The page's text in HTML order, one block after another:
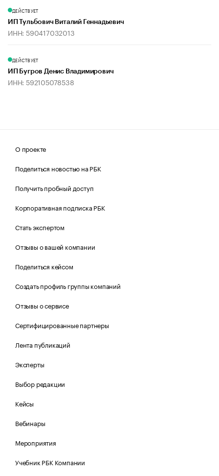
ДЕЙСТВУЕТ
ИП Тульбович Виталий Геннадьевич
ИНН: 590417032013
ДЕЙСТВУЕТ
ИП Бугров Денис Владимирович
ИНН: 592105078538
О проекте
Поделиться новостью на РБК
Получить пробный доступ
Корпоративная подписка РБК
Стать экспертом
Отзывы о вашей компании
Поделиться кейсом
Создать профиль группы компаний
Отзывы о сервисе
Сертифицированные партнеры
Лента публикаций
Эксперты
Выбор редакции
Кейсы
Вебинары
Мероприятия
Учебник РБК Компании